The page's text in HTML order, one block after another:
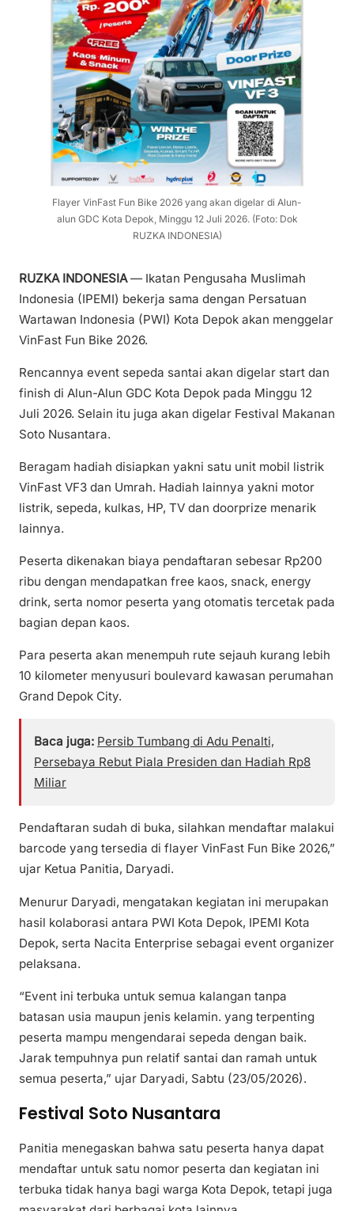
Flayer VinFast Fun Bike 2026 yang akan digelar di Alun-
alun GDC Kota Depok, Minggu 12 Juli 2026. (Foto: Dok
RUZKA INDONESIA)
RUZKA INDONESIA— Ikatan Pengusaha Muslimah
Indonesia (IPEMI) bekerja sama dengan Persatuan
Wartawan Indonesia (PWI) Kota Depok akan menggelar
VinFast Fun Bike 2026.
Rencannya event sepeda santai akan digelar start dan
finish di Alun-Alun GDC Kota Depok pada Minggu 12
Juli 2026. Selain itu juga akan digelar Festival Makanan
Soto Nusantara.
Beragam hadiah disiapkan yakni satu unit mobil listrik
VinFast VF3 dan Umrah. Hadiah lainnya yakni motor
listrik, sepeda, kulkas, HP, TV dan doorprize menarik
lainnya.
Peserta dikenakan biaya pendaftaran sebesar Rp200
ribu dengan mendapatkan free kaos, snack, energy
drink, serta nomor peserta yang otomatis tercetak pada
bagian depan kaos.
Para peserta akan menempuh rute sejauh kurang lebih
10 kilometer menyusuri boulevard kawasan perumahan
Grand Depok City.
Baca juga: Persib Tumbang di Adu Penalti,
Persebaya Rebut Piala Presiden dan Hadiah Rp8
Miliar
Pendaftaran sudah di buka, silahkan mendaftar malakui
barcode yang tersedia di flayer VinFast Fun Bike 2026,”
ujar Ketua Panitia, Daryadi.
Menurur Daryadi, mengatakan kegiatan ini merupakan
hasil kolaborasi antara PWI Kota Depok, IPEMI Kota
Depok, serta Nacita Enterprise sebagai event organizer
pelaksana.
“Event ini terbuka untuk semua kalangan tanpa
batasan usia maupun jenis kelamin. yang terpenting
peserta mampu mengendarai sepeda dengan baik.
Jarak tempuhnya pun relatif santai dan ramah untuk
semua peserta,” ujar Daryadi, Sabtu (23/05/2026).
Festival Soto Nusantara
Panitia menegaskan bahwa satu peserta hanya dapat
mendaftar untuk satu nomor peserta dan kegiatan ini
terbuka tidak hanya bagi warga Kota Depok, tetapi juga